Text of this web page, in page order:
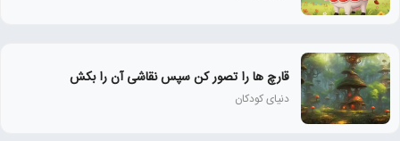
قارچ ها را تصور کن سپس نقاشی آن را بکش
دنیای کودکان